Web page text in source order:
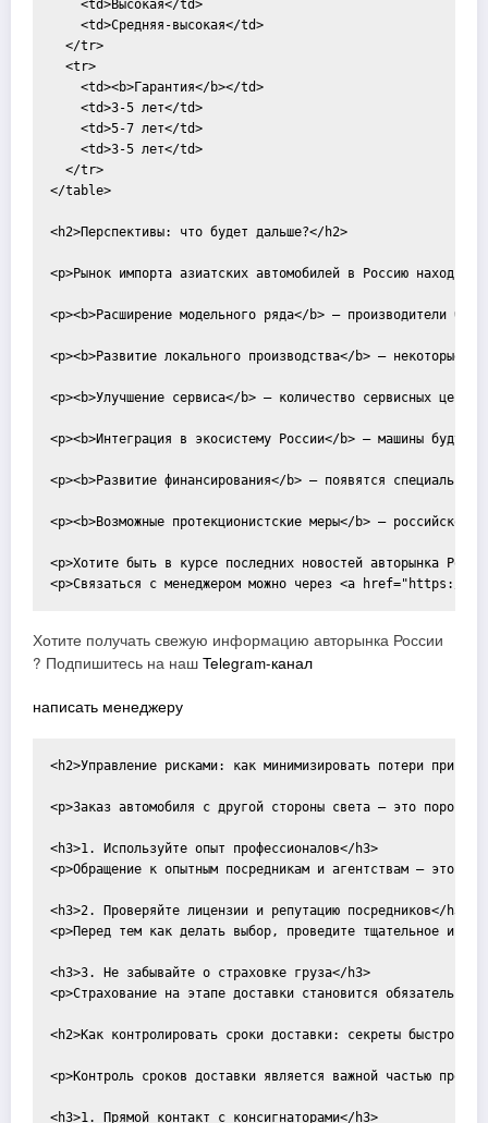
Хотите получать свежую информацию авторынка России
? Подпишитесь на наш Telegram-канал
написать менеджеру
<h2>Управление рисками: как минимизировать потери при
<p>Заказ автомобиля с другой стороны света – это порой
<h3>1. Используйте опыт профессионалов</h3>
<p>Обращение к опытным посредникам и агентствам — это
<h3>2. Проверяйте лицензии и репутацию посредников</h3>
<p>Перед тем как делать выбор, проведите тщательное
<h3>3. Не забывайте о страховке груза</h3>
<p>Страхование на этапе доставки становится
<h2>Как контролировать сроки доставки: секреты быстрого
<p>Контроль сроков доставки является важной частью
<h3>1. Прямой контакт с консигнаторами</h3>